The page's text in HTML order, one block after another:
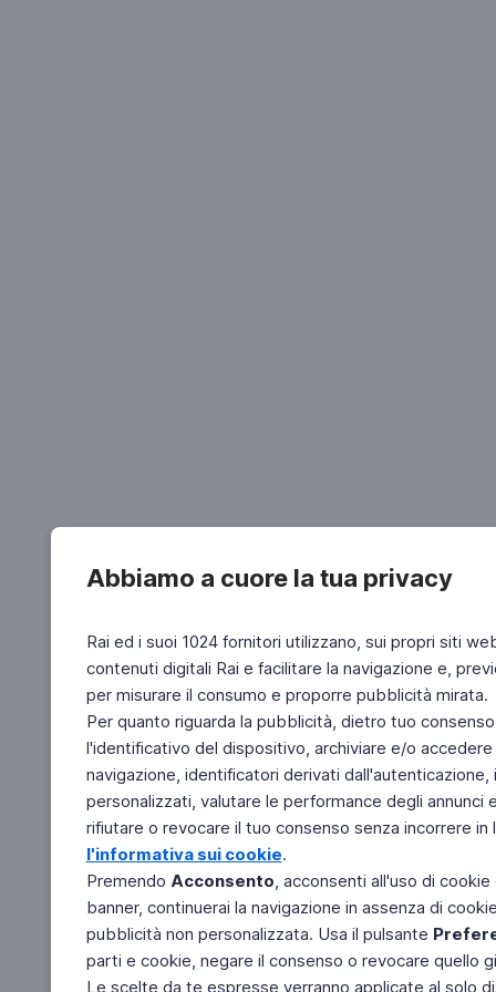
Abbiamo a cuore la tua privacy
Rai ed i suoi 1024 fornitori utilizzano, sui propri siti
contenuti digitali Rai e facilitare la navigazione e,
per misurare il consumo e proporre pubblicità mirata.
Per quanto riguarda la pubblicità, dietro tuo
l'identificativo del dispositivo, archiviare e/o
navigazione, identificatori derivati
personalizzati, valutare le performance degli
rifiutare o revocare il tuo consenso senza incorrere
l'informativa sui cookie.
Premendo Acconsento, acconsenti all'uso di
banner, continuerai la navigazione in assenza di
pubblicità non personalizzata. Usa il pulsante
parti e cookie, negare il consenso o revocare quello
Le scelte da te espresse verranno applicate al solo